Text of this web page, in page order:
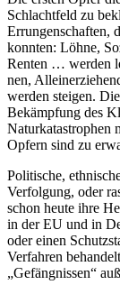
Schlachtfeld zu
Errungenschaften,
konnten: Löhne,
Renten … werden
nen,
werden steigen.
Bekämpfung des
Naturkatastrophen
Opfern sind zu
Politische,
Verfolgung, oder
schon heute ihre
in der EU und in
oder einen
Verfahren
„Gefängnissen“